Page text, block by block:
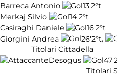
Barreca Antonio
13'2°t
Merkaj Silvio
14'2°t
Casiraghi Daniele
16'2°t
Giorgini Andrea
26'2°t,
Titolari Cittadella
Desogus
47'
Titolari